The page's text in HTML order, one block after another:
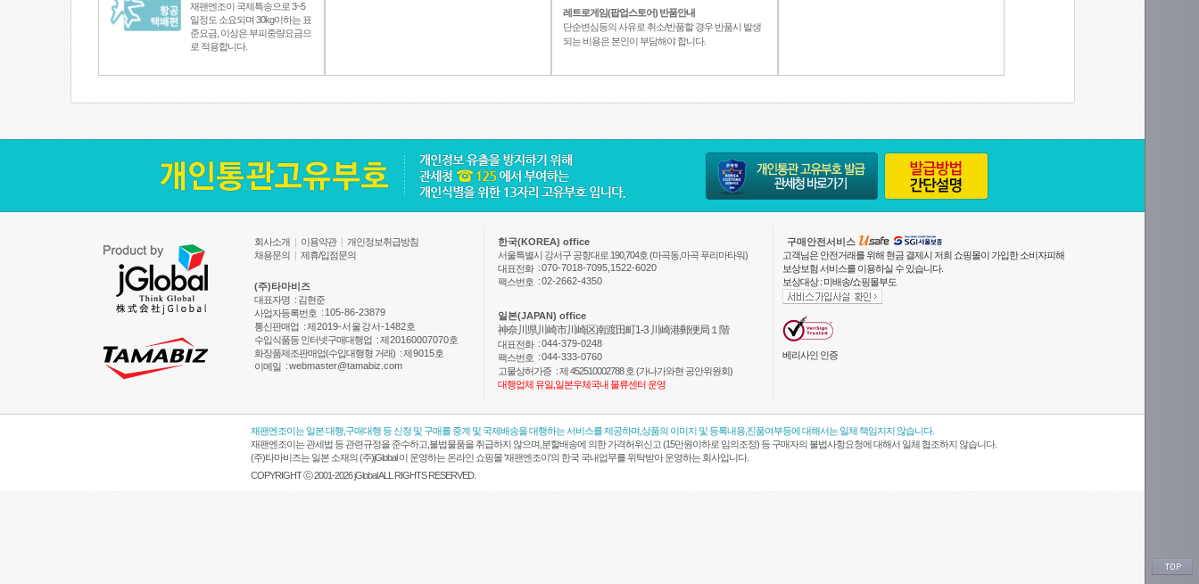
재팬엔조이 국제특송으로 3~5
일정도 소요되며 30kg이하는 표
준요금, 이상은 부피중량요금으
로 적용합니다.
레트로게임(팝업스토어) 반품안내
단순변심등의 사유로 취소/반품할 경우 반품시 발생
되는 비용은 본인이 부담해야 합니다.
회사소개 | 이용약관 | 개인정보취급방침
채용문의 | 제휴/입점문의
(주)타마비즈
대표자명 : 김현준
사업자등록번호 : 105-86-23879
통신판매업 :제2019-서울강서-1482호
수입식품등 인터넷구매대행업 :제20160007070호
화장품제조판매업(수입대행형 거래) :제9015호
이메일 :webmaster@tamabiz.com
한국(KOREA) office
서울특별시 강서구 공항대로 190,704호 (마곡동,마곡 푸리마타워)
대표전화 :070-7018-7095,1522-6020
팩스번호 :02-2662-4350
일본(JAPAN) office
神奈川県川崎市川崎区南渡田町1-3 川崎港郵便局１階
대표전화 :044-379-0248
팩스번호 :044-333-0760
고물상허가증 : 제 452510002788 호 (가나가와현 공안위원회)
대행업체 유일,일본우체국내 물류센터 운영
구매안전서비스
고객님은 안전거래를 위해 현금 결제시 저희 쇼핑몰이 가입한 소비자피해
보상보험 서비스를 이용하실 수 있습니다.
보상대상 : 미배송/쇼핑몰부도
베리사인 인증
재팬엔조이는 일본 대행,구매대행 등 신청 및 구매를 중계 및 국제배송을 대행하는 서비스를 제공하며,상품의 이미지 및 등록내용,진품여부등에 대해서는 일체 책임지지 않습니다.
재팬엔조이는 관세법 등 관련규정을 준수하고,불법물품을 취급하지 않으며,분할배송에 의한 가격허위신고 (15만원이하로 임의조정) 등 구매자의 불법사항요청에 대해서 일체 협조하지 않습니다.
(주)타마비즈는 일본 소재의 (주)jGlobal 이 운영하는 온라인 쇼핑몰 '재팬엔조이'의 한국 국내업무를 위탁받아 운영하는 회사입니다.
COPYRIGHT ⓒ 2001-2026 jGlobal ALL RIGHTS RESERVED.